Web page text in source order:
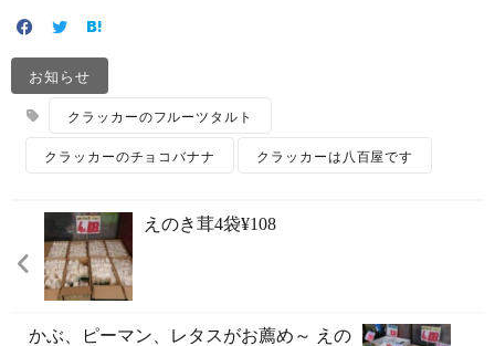
お知らせ
クラッカーのフルーツタルト
クラッカーのチョコバナナ クラッカーは八百屋です
えのき茸4袋¥108
かぶ、ピーマン、レタスがお薦め～ えの